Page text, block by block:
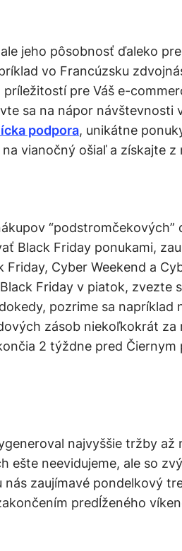
jeho pôsobnosť ďaleko
vo Francúzsku
pre Váš e-
sa na nápor návštevnosti
podpora, unikátne
vianočný ošiaľ a získajte z
“podstromčekových”
Black Friday ponukami,
Friday, Cyber Weekend a
Friday v piatok, zvezte
pozrime sa napríklad
zásob niekoľkokrát za
2 týždne pred Čiernym
najvyššie tržby až
ešte neevidujeme, ale so
zaujímavé pondelkový
predĺženého